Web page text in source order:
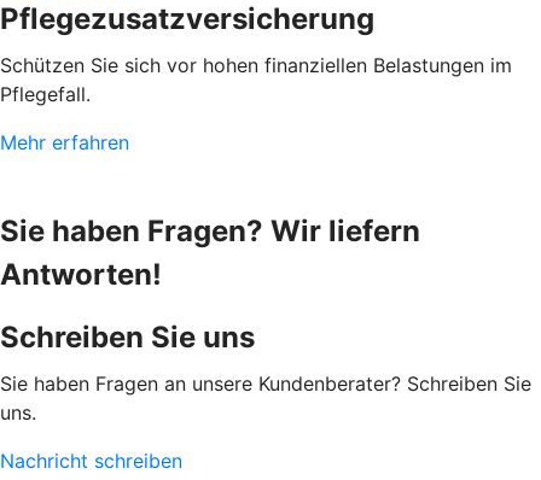
Pflegezusatz­versicherung
Schützen Sie sich vor hohen finanziellen Belastungen im
Pflegefall.
Mehr erfahren
Sie haben Fragen? Wir liefern
Antworten!
Schreiben Sie uns
Sie haben Fragen an unsere Kundenberater? Schreiben Sie
uns.
Nachricht schreiben